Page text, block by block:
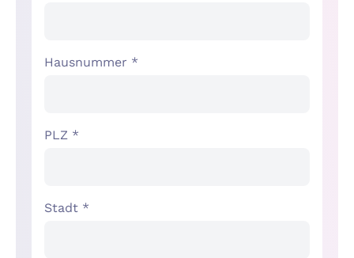
Hausnummer *
PLZ *
Stadt *